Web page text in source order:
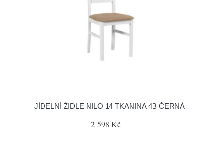
JÍDELNÍ ŽIDLE NILO 14 TKANINA 4B ČERNÁ
2 598 Kč